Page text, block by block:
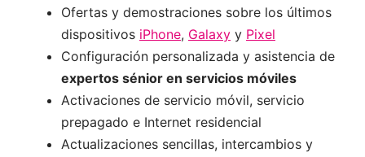
Ofertas y demostraciones sobre los últimos
dispositivos iPhone, Galaxy y Pixel
Configuración personalizada y asistencia de
expertos sénior en servicios móviles
Activaciones de servicio móvil, servicio
prepagado e Internet residencial
Actualizaciones sencillas, intercambios y